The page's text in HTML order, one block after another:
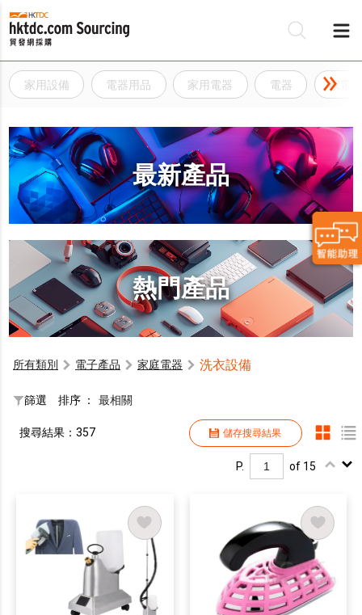
家用設備 電器用品 家用電器 電器 家電
最新產品
熱門產品
所有類別 電子產品 家庭電器 洗衣設備
篩選 排序 ： 最相關
儲存搜尋結果
搜尋結果：357
P. of 15